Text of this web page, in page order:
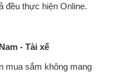
đều thực hiện Online.
- Tài xế
mua sắm không mang